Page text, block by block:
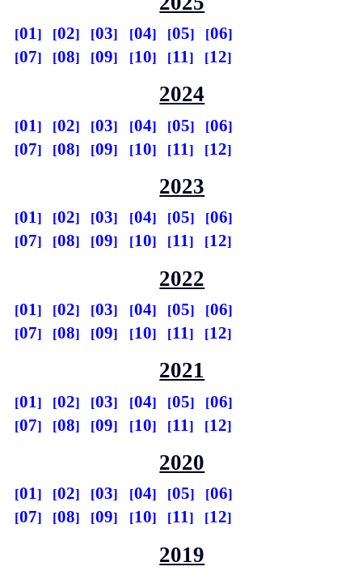
01 02 03 04 05
06
07
08 09 10 11 12
2024
01 02 03 04 05
06
07
08 09 10 11 12
2023
01 02 03 04 05
06
07
08 09 10 11 12
2022
01 02 03 04 05
06
07
08 09 10 11 12
2021
01 02 03 04 05
06
07
08 09 10 11 12
2020
01 02 03 04 05
06
07
08 09 10 11 12
2019